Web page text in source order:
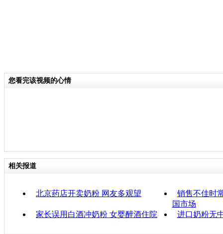
您看完该视频的心情
相关报道
北京药店开卖奶粉 网友多观望
销售不佳时
国市场
家长误用白酒冲奶粉 女婴醉酒住院
进口奶粉无